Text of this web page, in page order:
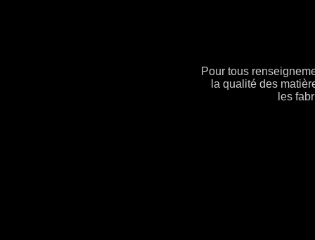
Pour tous
la qualité des
les